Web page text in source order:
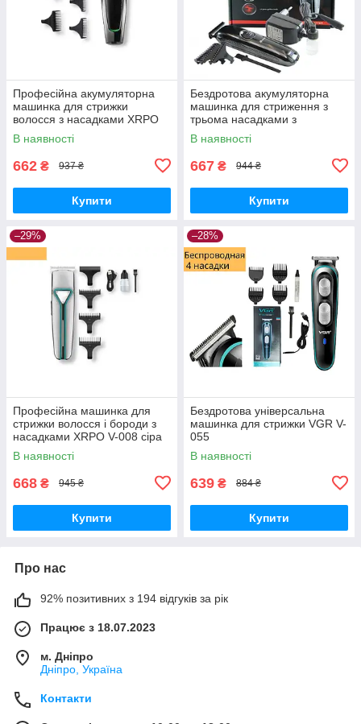
Професійна акумуляторна
машинка для стрижки
волосся з насадками XRPO
VGR-030 чорна (41242-
030_283)
В наявності
662 ₴ 937 ₴
Купити
Бездротова акумуляторна
машинка для стриження з
трьома насадками з
неіржавкої сталі Gemei GM-
6050
В наявності
667 ₴ 944 ₴
Купити
–29%
Професійна машинка для
стрижки волосся і бороди з
насадками XRPO V-008 сіра
(40948-V-008)
В наявності
668 ₴ 945 ₴
Купити
–28%
Бездротова універсальна
машинка для стрижки VGR V-
055
В наявності
639 ₴ 884 ₴
Купити
Про нас
92% позитивних з 194 відгуків за рік
Працює з 18.07.2023
м. Дніпро
Дніпро, Україна
Контакти